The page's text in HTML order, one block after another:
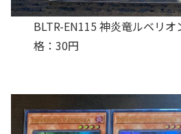
BLTR-EN115 神炎竜ルベリ
格：30円